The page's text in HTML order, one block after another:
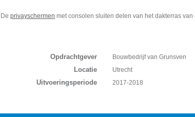
De privayschermen met consolen sluiten delen van het dakterras
Opdrachtgever Bouwbedrijf van Grunsven
Locatie Utrecht
Uitvoeringsperiode 2017-2018